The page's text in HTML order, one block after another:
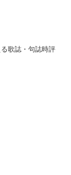
歌誌・句誌時評